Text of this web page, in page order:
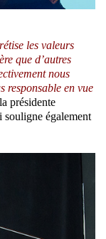
les valeurs
que d’autres
nous
responsable en vue
présidente
souligne également